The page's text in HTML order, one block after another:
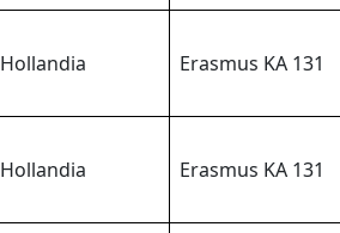
Hollandia Erasmus KA 131
Hollandia Erasmus KA 131